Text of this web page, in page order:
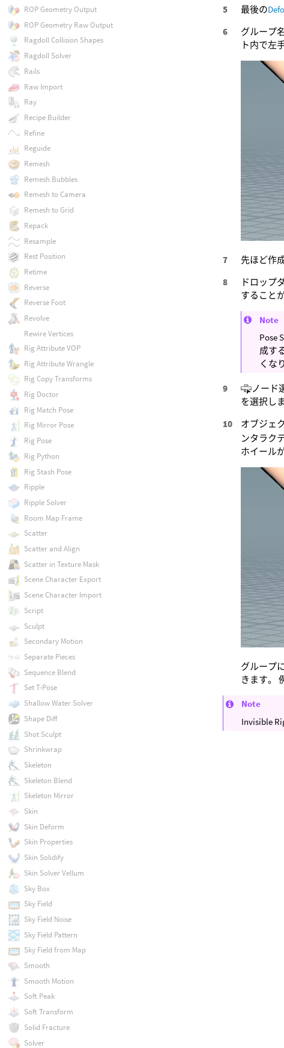
最後の
グループ
ト内で左
先ほど作
ドロップ
すること
Note
Pose
成す
くな
ノード
を選択し
オブジェ
ンタラク
ホイール
グループ
きます。
Note
Invisible
ROP Geometry Output
ROP Geometry Raw Output
Ragdoll Collision Shapes
Ragdoll Solver
Rails
Raw Import
Ray
Recipe Builder
Refine
Reguide
Remesh
Remesh Bubbles
Remesh to Camera
Remesh to Grid
Repack
Resample
Rest Position
Retime
Reverse
Reverse Foot
Revolve
Rewire Vertices
Rig Attribute VOP
Rig Attribute Wrangle
Rig Copy Transforms
Rig Doctor
Rig Match Pose
Rig Mirror Pose
Rig Pose
Rig Python
Rig Stash Pose
Ripple
Ripple Solver
Room Map Frame
Scatter
Scatter and Align
Scatter in Texture Mask
Scene Character Export
Scene Character Import
Script
Sculpt
Secondary Motion
Separate Pieces
Sequence Blend
Set T-Pose
Shallow Water Solver
Shape Diff
Shot Sculpt
Shrinkwrap
Skeleton
Skeleton Blend
Skeleton Mirror
Skin
Skin Deform
Skin Properties
Skin Solidify
Skin Solver Vellum
Sky Box
Sky Field
Sky Field Noise
Sky Field Pattern
Sky Field from Map
Smooth
Smooth Motion
Soft Peak
Soft Transform
Solid Fracture
Solver